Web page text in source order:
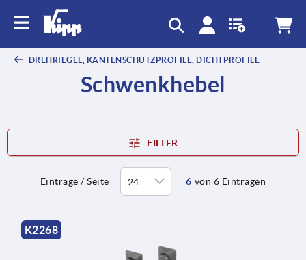
DREHRIEGEL, KANTENSCHUTZPROFILE, DICHTPROFILE
Schwenkhebel
FILTER
Einträge / Seite 6 von 6 Einträgen
K2268